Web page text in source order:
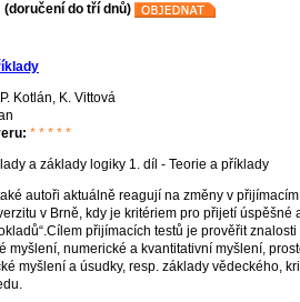
(doručení do tří dnů)
Kotlán, K. Vittová
* * * * *
a základy logiky 1. díl - Teorie a příklady
autoři aktuálně reagují na změny v
v Brně, kdy je kritériem pro přijetí úspěšné
přijímacích testů je prověřit
myšlení, numerické a kvantitativní myšlení,
myšlení a úsudky, resp. základy vědeckého,